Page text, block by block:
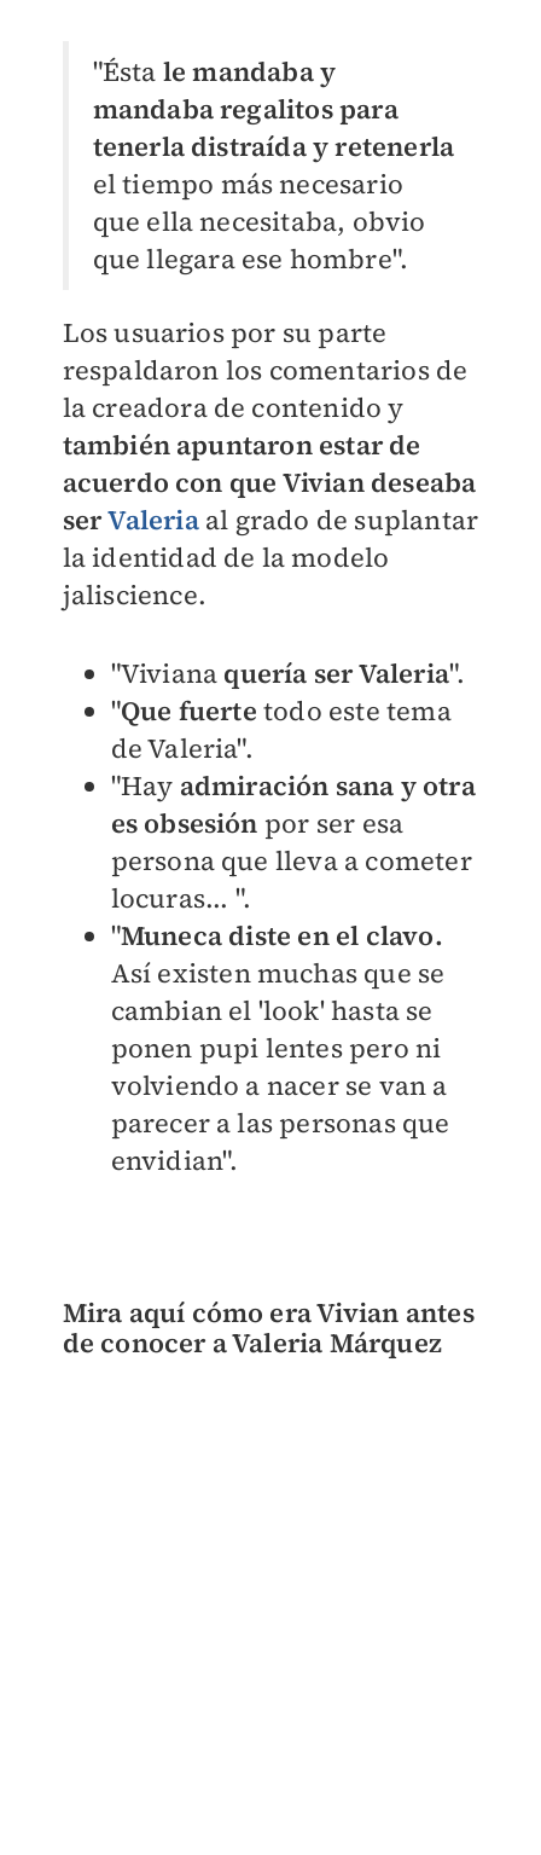
"Ésta le mandaba y
mandaba regalitos para
tenerla distraída y retenerla
el tiempo más necesario
que ella necesitaba, obvio
que llegara ese hombre".
Los usuarios por su parte
respaldaron los comentarios de
la creadora de contenido y
también apuntaron estar de
acuerdo con que Vivian deseaba
serValeriaal grado de suplantar
la identidad de la modelo
jaliscience.
"Viviana quería ser Valeria".
"Que fuerte todo este tema
de Valeria".
"Hay admiración sana y otra
es obsesión por ser esa
persona que lleva a cometer
locuras... ".
"Muneca diste en el clavo.
Así existen muchas que se
cambian el 'look' hasta se
ponen pupi lentes pero ni
volviendo a nacer se van a
parecer a las personas que
envidian".
Mira aquí cómo era Vivian antes
de conocer a Valeria Márquez